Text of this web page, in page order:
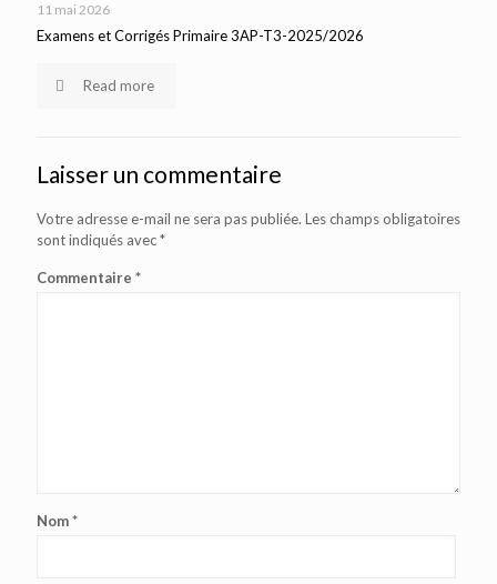
11 mai 2026
Examens et Corrigés Primaire 3AP-T3-2025/2026
Read more
Laisser un commentaire
Votre adresse e-mail ne sera pas publiée. Les champs obligatoires
sont indiqués avec*
Commentaire *
Nom*